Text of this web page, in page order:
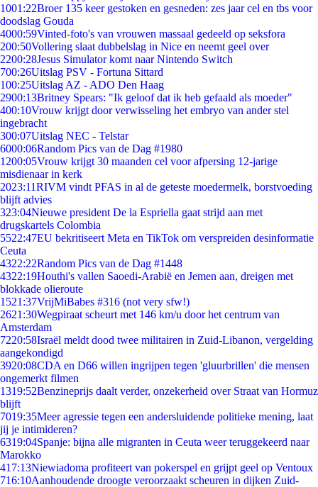
1001:22Broer 135 keer gestoken en gesneden: zes jaar cel en tbs voor
doodslag Gouda
4000:59Vinted-foto's van vrouwen massaal gedeeld op seksfora
200:50Vollering slaat dubbelslag in Nice en neemt geel over
2200:28Jesus Simulator komt naar Nintendo Switch
700:26Uitslag PSV - Fortuna Sittard
100:25Uitslag AZ - ADO Den Haag
2900:13Britney Spears: "Ik geloof dat ik heb gefaald als moeder"
400:10Vrouw krijgt door verwisseling het embryo van ander stel
ingebracht
300:07Uitslag NEC - Telstar
6000:06Random Pics van de Dag #1980
1200:05Vrouw krijgt 30 maanden cel voor afpersing 12-jarige
misdienaar in kerk
2023:11RIVM vindt PFAS in al de geteste moedermelk, borstvoeding
blijft advies
323:04Nieuwe president De la Espriella gaat strijd aan met
drugskartels Colombia
5522:47EU bekritiseert Meta en TikTok om verspreiden desinformatie
Ceuta
4322:22Random Pics van de Dag #1448
4322:19Houthi's vallen Saoedi-Arabië en Jemen aan, dreigen met
blokkade olieroute
1521:37VrijMiBabes #316 (not very sfw!)
2621:30Wegpiraat scheurt met 146 km/u door het centrum van
Amsterdam
7220:58Israël meldt dood twee militairen in Zuid-Libanon, vergelding
aangekondigd
3920:08CDA en D66 willen ingrijpen tegen 'gluurbrillen' die mensen
ongemerkt filmen
1319:52Benzineprijs daalt verder, onzekerheid over Straat van Hormuz
blijft
7019:35Meer agressie tegen een andersluidende politieke mening, laat
jij je intimideren?
6319:04Spanje: bijna alle migranten in Ceuta weer teruggekeerd naar
Marokko
417:13Niewiadoma profiteert van pokerspel en grijpt geel op Ventoux
716:10Aanhoudende droogte veroorzaakt scheuren in dijken Zuid-